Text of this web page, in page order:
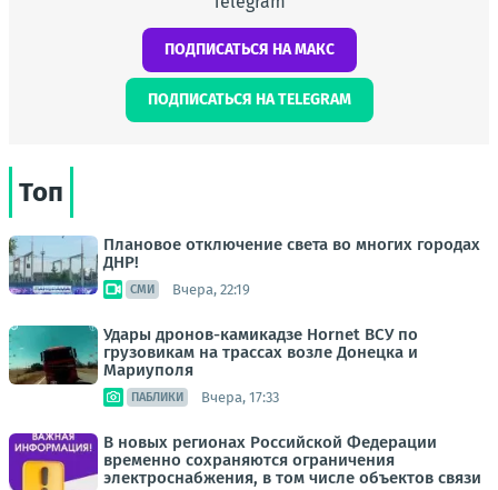
ПОДПИСАТЬСЯ НА МАКС
ПОДПИСАТЬСЯ НА TELEGRAM
Топ
Плановое отключение света во многих городах
ДНР!
СМИ Вчера, 22:19
Удары дронов-камикадзе Hornet ВСУ по
грузовикам на трассах возле Донецка и
Мариуполя
ПАБЛИКИ Вчера, 17:33
В новых регионах Российской Федерации
временно сохраняются ограничения
электроснабжения, в том числе объектов связи